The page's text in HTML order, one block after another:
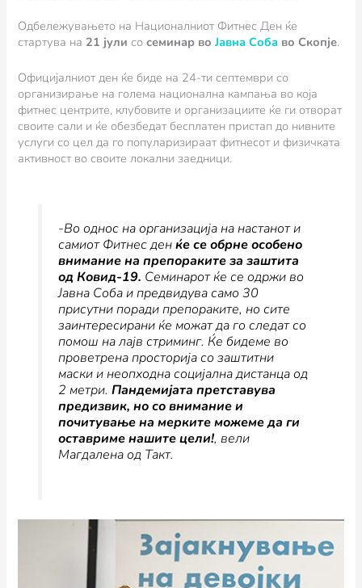
Одбележувањето на Националниот Фитнес Ден ќе
стартува на 21 јулисосеминар во Јавна Соба во Скопје.
Официјалниот ден ќе биде на 24-ти септември со
организирање на голема национална кампања во која
фитнес центрите, клубовите и организациите ќе ги отворат
своите сали и ќе обезбедат бесплатен пристап до нивните
услуги со цел да го популаризираат фитнесот и физичката
активност во своите локални заедници.
-Во однос на организација на настанот и
самиот Фитнес денќе се обрне особено
внимание на препораките за заштита
од Ковид-19. Семинарот ќе се одржи во
Јавна Соба и предвидува само 30
присутни поради препораките, но сите
заинтересирани ќе можат да го следат со
помош на лајв стриминг. Ќе бидеме во
проветрена просторија со заштитни
маски и неопходна социјална дистанца од
2 метри. Пандемијата претставува
предизвик, но со внимание и
почитување на мерките можеме да ги
оставриме нашите цели!, вели
Магдалена од Такт.